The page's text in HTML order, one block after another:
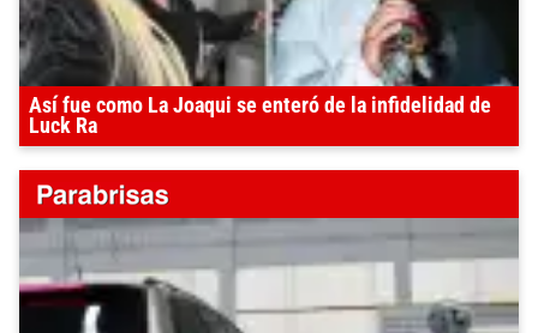
Así fue como La Joaqui se enteró de la infidelidad de
Luck Ra